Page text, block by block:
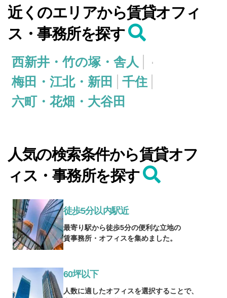
近くのエリアから賃貸オフィ
ス・事務所を探す
西新井・竹の塚・舎人
梅田・江北・新田
千住
六町・花畑・大谷田
人気の検索条件から賃貸オフ
ィス・事務所を探す
徒歩5分以内駅近
最寄り駅から徒歩5分の便利な立地の
賃事務所・オフィスを集めました。
60坪以下
人数に適したオフィスを選択することで、